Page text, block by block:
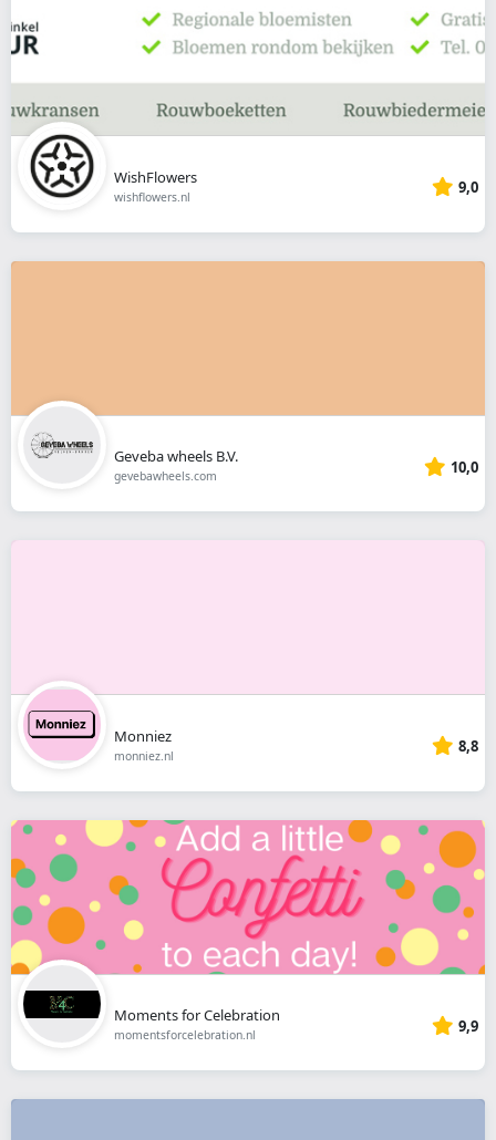
WishFlowers
wishflowers.nl 9,0
Geveba wheels B.V.
gevebawheels.com 10,0
Monniez
monniez.nl 8,8
Moments for Celebration
momentsforcelebration.nl 9,9